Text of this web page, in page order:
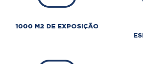
1000 M2 DE EXPOSIÇÃO